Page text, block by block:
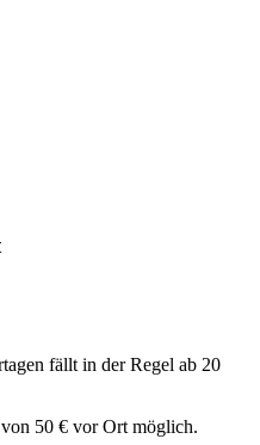
fällt in der Regel ab 20
50 € vor Ort möglich.